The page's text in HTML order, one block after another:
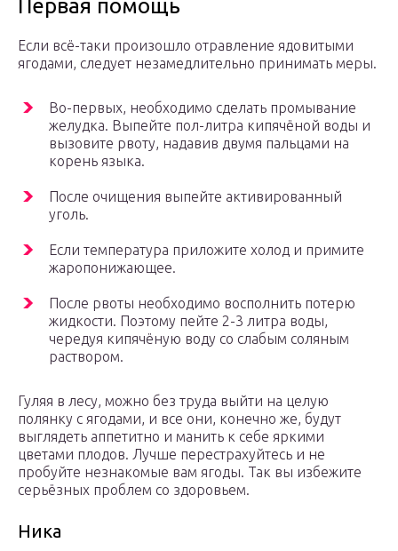
Первая помощь
Если всё-таки произошло отравление ядовитыми
ягодами, следует незамедлительно принимать меры.
Во-первых, необходимо сделать промывание
желудка. Выпейте пол-литра кипячёной воды и
вызовите рвоту, надавив двумя пальцами на
корень языка.
После очищения выпейте активированный
уголь.
Если температура приложите холод и примите
жаропонижающее.
После рвоты необходимо восполнить потерю
жидкости. Поэтому пейте 2-3 литра воды,
чередуя кипячёную воду со слабым соляным
раствором.
Гуляя в лесу, можно без труда выйти на целую
полянку с ягодами, и все они, конечно же, будут
выглядеть аппетитно и манить к себе яркими
цветами плодов. Лучше перестрахуйтесь и не
пробуйте незнакомые вам ягоды. Так вы избежите
серьёзных проблем со здоровьем.
Ника